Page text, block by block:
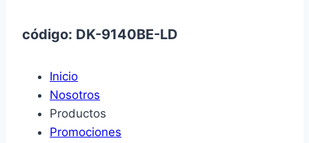
código: DK-9140BE-LD
Inicio
Nosotros
Productos
Promociones